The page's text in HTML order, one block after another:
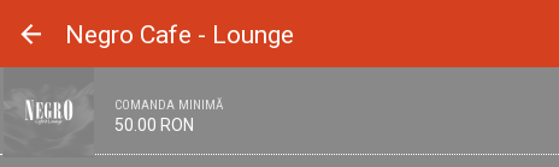
Negro Cafe - Lounge
COMANDA MINIMĂ
50.00 RON